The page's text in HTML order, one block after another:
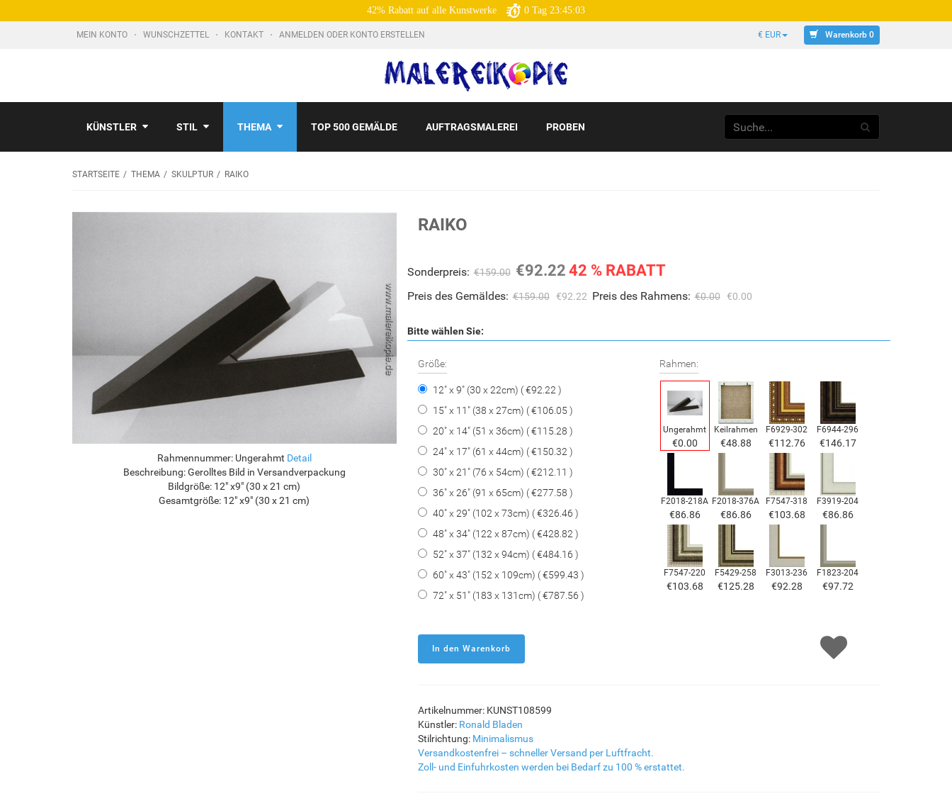
42% Rabatt auf alle Kunstwerke 0 Tag 23:45:02
MEIN KONTO WUNSCHZETTEL KONTAKT ANMELDEN ODER KONTO ERSTELLEN € EUR Warenkorb 0
KÜNSTLER STIL THEMA TOP 500 GEMÄLDE AUFTRAGSMALEREI PROBEN
STARTSEITE THEMA SKULPTUR RAIKO
Rahmennummer: Ungerahmt Detail
Beschreibung: Gerolltes Bild in Versandverpackung
Bildgröße: 12" x9" (30 x 21 cm)
Gesamtgröße: 12" x9" (30 x 21 cm)
RAIKO
Sonderpreis: €159.00 €92.22 42 % RABATT
Preis des Gemäldes: €159.00 €92.22 Preis des Rahmens: €0.00 €0.00
Bitte wählen Sie:
Größe:
12" x 9" (30 x 22cm) ( €92.22 )
15" x 11" (38 x 27cm) ( €106.05 )
20" x 14" (51 x 36cm) ( €115.28 )
24" x 17" (61 x 44cm) ( €150.32 )
30" x 21" (76 x 54cm) ( €212.11 )
36" x 26" (91 x 65cm) ( €277.58 )
40" x 29" (102 x 73cm) ( €326.46 )
48" x 34" (122 x 87cm) ( €428.82 )
52" x 37" (132 x 94cm) ( €484.16 )
60" x 43" (152 x 109cm) ( €599.43 )
72" x 51" (183 x 131cm) ( €787.56 )
Rahmen:
Ungerahmt
€0.00
Keilrahmen
€48.88
F6929-302
€112.76
F6944-296
€146.17
F2018-218A
€86.86
F2018-376A
€86.86
F7547-318
€103.68
F3919-204
€86.86
F7547-220
€103.68
F5429-258
€125.28
F3013-236
€92.28
F1823-204
€97.72
F7034-296
€121.11
Artikelnummer: KUNST108599
Künstler: Ronald Bladen
Stilrichtung: Minimalismus
Versandkostenfrei – schneller Versand per Luftfracht.
Zoll- und Einfuhrkosten werden bei Bedarf zu 100 % erstattet.